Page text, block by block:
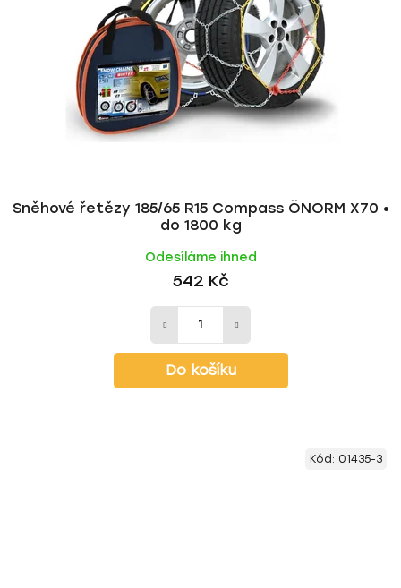
Sněhové řetězy 185/65 R15 Compass ÖNORM X70 •
do 1800 kg
Odesíláme ihned
542 Kč
Do košíku
Kód: 01435-3